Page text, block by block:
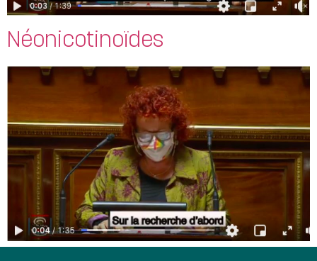
Néonicotinoïdes